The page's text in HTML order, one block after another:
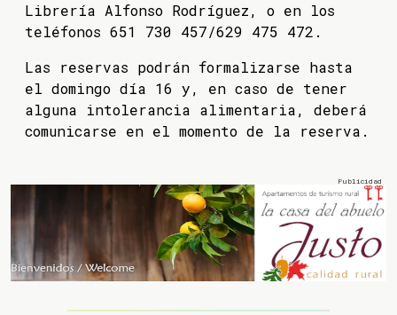
Librería Alfonso Rodríguez, o en los
teléfonos 651 730 457/629 475 472.
Las reservas podrán formalizarse hasta
el domingo día 16 y, en caso de tener
alguna intolerancia alimentaria, deberá
comunicarse en el momento de la reserva.